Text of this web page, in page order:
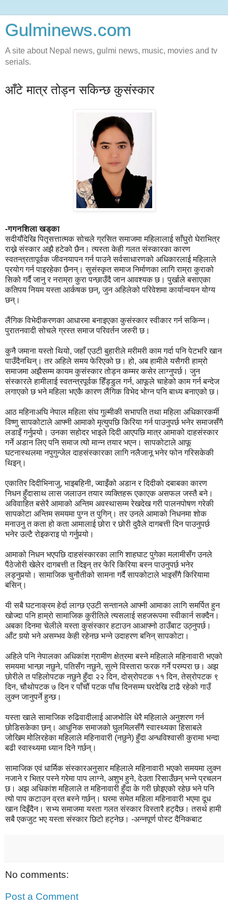
Gulminews.com
A site about Nepal news, gulmi news, music, movies and tv
serials.
आँटे मात्र तोड्न सकिन्छ कुसंस्कार
-गगनशिला खड्का
सदीयौंदेखि पितृसत्तात्मक सोचले ग्रसित समाजमा महिलालाई साँघुरो घेराभित्र
राख्ने संस्कार अझै हटेको छैन। त्यस्ता केही गलत संस्कारका कारण
स्वतन्त्रतापूर्वक जीवनयापन गर्न पाउने सर्वसाधारणको अधिकारलाई महिलाले
प्रयोग गर्न पाइरहेका छैनन्। सुसंस्कृत समाज निर्माणका लागि राम्रा कुराको
सिको गर्दै जानु र नराम्रा कुरा पन्छाउँदै जान आवश्यक छ। पुर्खाले बसाएका
कतिपय नियम यस्ता आर्कषक छन्, जुन अहिलेको परिवेशमा कार्यान्वयन योग्य
छन्।
लैंगिक विभेदीकरणका आधारमा बनाइएका कुसंस्कार स्वीकार गर्न सकिन्न।
पुरातनवादी सोचले ग्रस्त समाज परिवर्तन जरुरी छ।
कुनै जमाना यस्तो थियो, जहाँ एउटी बुहारीले मरीमरी काम गर्दा पनि पेटभरि खान
पाउँदैनथिन्। तर अहिले समय फेरिएको छ। हो, अब हामीले यसैगरी हाम्रो
समाजमा अझैसम्म कायम कुसंस्कार तोड्न कम्मर कसेर लाग्नुपर्छ। जुन
संस्कारले हामीलाई स्वतन्त्रपूर्वक हिँड्डुल गर्न, आफूले चाहेको काम गर्न बन्देज
लगाएको छ भने महिला भएकै कारण लैंगिक विभेद भोग्न पनि बाध्य बनाएको छ।
आठ महिनाअघि नेपाल महिला संघ गुल्मीकी सभापति तथा महिला अधिकारकर्मी
विष्णु सापकोटाले आफ्नी आमाको मृत्युपछि किरिया गर्न पाउनुपर्छ भनेर समाजसँगै
लडाइँ गर्नुपर्‍यो। उनका सहोदर भाइले दिदी आएपछि मात्र आमाको दाहसंस्कार
गर्ने अडान लिए पनि समाज त्यो मान्न तयार भएन। सापकोटाले आफू
घटनास्थलमा नपुगुन्जेल दाहसंस्कारका लागि नलैजानू भनेर फोन गरिसकेकी
थिइन्।
एकातिर दिदीभिनाजु, भाइबहिनी, ज्वाइँको अडान र दिदीको दबाबका कारण
निधन हुँदासाथ लास जलाउन तयार व्यक्तिहरू एकाएक असफल जस्तै बने।
अविवाहित बसेरै आमाको अन्तिम अवस्थासम्म रेखदेख गरी पालनपोषण गरेकी
सापकोटा अन्तिम समयमा पुग्न त पुगिन्। तर उनले आमाको निधनमा शोक
मनाउनु त कता हो कता आमालाई छोरा र छोरी दुवैले दागबत्ती दिन पाउनुपर्छ
भनेर उल्टै रोइकराइ पो गर्नुपर्‍यो।
आमाको निधन भएपछि दाहसंस्कारका लागि शाहघाट पुगेका मलामीसँग उनले
पैंठेजोरी खेलेर दागबत्ती त दिइन् तर फेरि किरिया बस्न पाउनुपर्छ भनेर
लड्नुपर्‍यो। सामाजिक चुनौतीको सामना गर्दै सापकोटाले भाइसँगै किरियामा
बसिन्।
यी सबै घटनाक्रम हेर्दा लाग्छ एउटी सन्तानले आफ्नी आमाका लागि समर्पित हुन
खोज्दा पनि हाम्रो सामाजिक कुरीतिले त्यसलाई सहजरूपमा स्वीकार्न सक्दैन।
अबका दिनमा चेलीले यस्ता कुसंस्कार हटाउन आआफ्नो ठाउँबाट उठ्नुपर्छ।
आँट गर्‍यो भने असम्भव केही रहेनछ भन्ने उदाहरण बनिन् सापकोटा।
अहिले पनि नेपालका अधिकांश ग्रामीण क्षेत्रमा बस्ने महिलाले महिनावारी भएको
समयमा भान्छा नछुने, पतिसँग नछुने, सुत्ने विस्तारा फरक गर्ने परम्परा छ। अझ
छोरीले त पहिलोपटक नछुने हुँदा २२ दिन, दोस्रोपटक ११ दिन, तेस्रोपटक ९
दिन, चौथोपटक ७ दिन र पाँचौं पटक पाँच दिनसम्म घरदेखि टाढै रहेको गाउँ
लुक्न जानुपर्ने हुन्छ।
यस्ता खाले सामाजिक रुढिवादीलाई आजभोलि धेरै महिलाले अनुशरण गर्न
छोडिसकेका छन्। आधुनिक समाजको घुलमिलसँगै स्वास्थ्यका हिसाबले
जोखिम मोलिरहेका महिलाले महिनावारी (नछुने) हुँदा अन्धविश्वासी कुरामा भन्दा
बढी स्वास्थ्यमा ध्यान दिने गर्छन्।
सामाजिक एवं धार्मिक संस्कारअनुसार महिलाले महिनावारी भएको समयमा लुक्न
नजाने र भित्र पस्ने गरेमा पाप लाग्ने, अशुभ हुने, देउता रिसाउँछन् भन्ने प्रचलन
छ। अझ अधिकांश महिलाले त महिनावारी हुँदा के गरी छोइएको रहेछ भने पनि
त्यो पाप कटाउन व्रत बस्ने गर्छन्। घरमा समेत महिला महिनावारी भएमा दूध
खान दिइँदैन। सभ्य समाजमा यस्ता गलत संस्कार विस्तारै हट्दैछ। तसर्थ हामी
सबै एकजुट भए यस्ता संस्कार छिटो हट्नेछ। -अन्नपूर्ण पोस्ट दैनिकबाट
No comments:
Post a Comment